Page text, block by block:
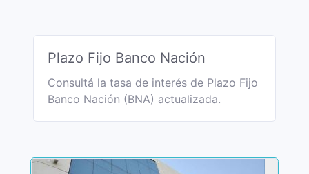
Plazo Fijo Banco Nación
Consultá la tasa de interés de Plazo Fijo
Banco Nación (BNA) actualizada.